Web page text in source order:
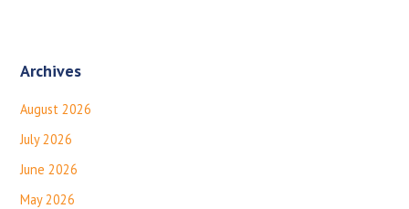
Archives
August 2026
July 2026
June 2026
May 2026